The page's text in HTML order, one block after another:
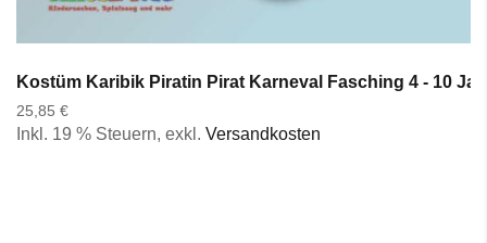
Kostüm Karibik Piratin Pirat Karneval Fasching 4 - 10
25,85 €
Inkl. 19 % Steuern, exkl. Versandkosten